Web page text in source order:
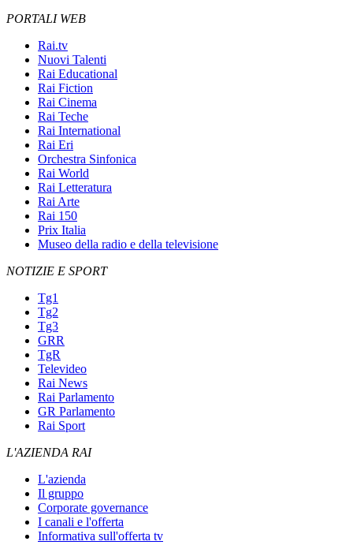
PORTALI WEB
Rai.tv
Nuovi Talenti
Rai Educational
Rai Fiction
Rai Cinema
Rai Teche
Rai International
Rai Eri
Orchestra Sinfonica
Rai World
Rai Letteratura
Rai Arte
Rai 150
Prix Italia
Museo della radio e della televisione
NOTIZIE E SPORT
Tg1
Tg2
Tg3
GRR
TgR
Televideo
Rai News
Rai Parlamento
GR Parlamento
Rai Sport
L'AZIENDA RAI
L'azienda
Il gruppo
Corporate governance
I canali e l'offerta
Informativa sull'offerta tv